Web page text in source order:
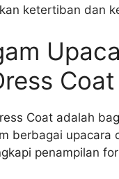
ketertiban dan
Coat
Coat adalah
berbagai upacara
penampilan